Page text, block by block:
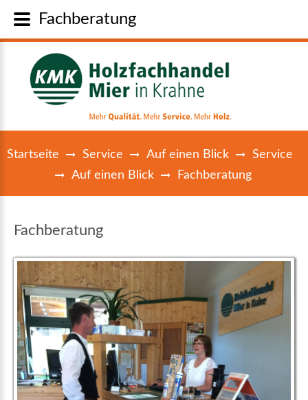
Startseite Service Auf einen Blick
Service
Auf einen Blick
Fachberatung
Fachberatung
Fachberatung